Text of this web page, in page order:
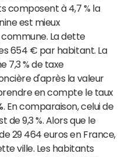
composent à 4,7 % la
est mieux
commune. La dette
654 € par habitant. La
7,3 % de taxe
d'après la valeur
en compte le taux
. En comparaison, celui de
de 9,3 %. Alors que le
29 464 euros en France,
ville. Les habitants